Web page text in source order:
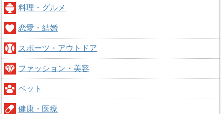
料理・グルメ
恋愛・結婚
スポーツ・アウトドア
ファッション・美容
ペット
健康・医療